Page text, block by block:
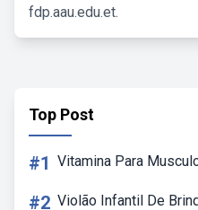
fdp.aau.edu.et.
Top Post
#1 Vitamina Para
#2 Violão Infantil De